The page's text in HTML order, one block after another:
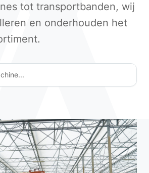
tot transportbanden, wij
en onderhouden het